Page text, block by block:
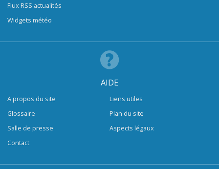
Flux RSS actualités
Widgets météo
AIDE
A propos du site
Glossaire
Salle de presse
Contact
Liens utiles
Plan du site
Aspects légaux